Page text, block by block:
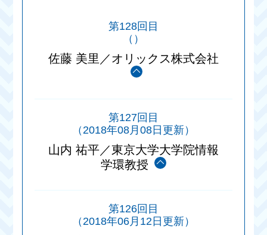
第128回目
（）
佐藤 美里／オリックス株式会社
第127回目
（2018年08月08日更新）
山内 祐平／東京大学大学院情報
学環教授
第126回目
（2018年06月12日更新）